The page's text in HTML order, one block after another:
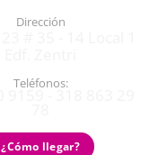
Dirección
Teléfonos:
¿Cómo llegar?